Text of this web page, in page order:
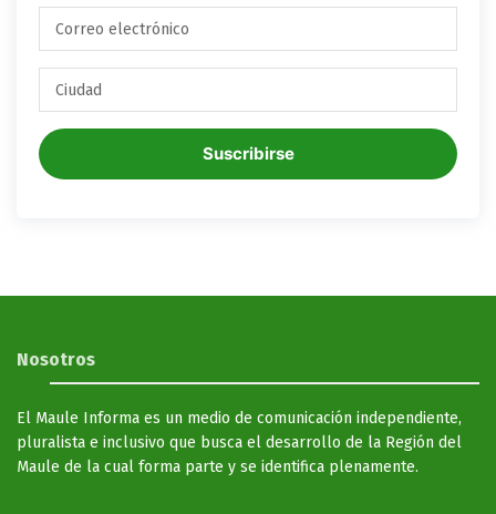
Suscribirse
Nosotros
El Maule Informa es un medio de comunicación independiente,
pluralista e inclusivo que busca el desarrollo de la Región del
Maule de la cual forma parte y se identifica plenamente.